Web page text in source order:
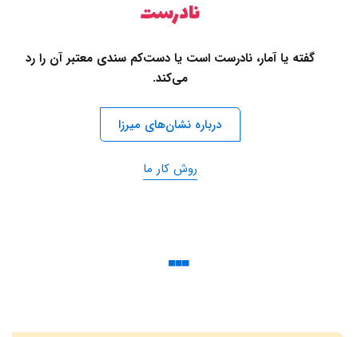
نادرست
گفته یا آمار، نادرست است یا دست‌کم سندی معتبر آن را رد
می‌کند.
درباره نشان‌های میرزا
روش کار ما